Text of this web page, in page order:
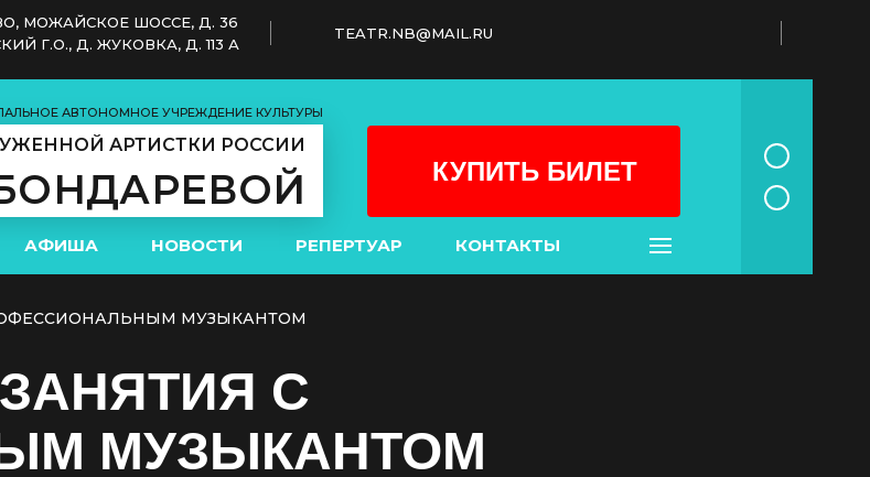
МОЖАЙСКОЕ ШОССЕ, Д. 36
Г.О., Д. ЖУКОВКА, Д. 113 А
TEATR.NB@MAIL.RU
АВТОНОМНОЕ УЧРЕЖДЕНИЕ КУЛЬТУРЫ
АРТИСТКИ РОССИИ
КУПИТЬ БИЛЕТ
АФИША НОВОСТИ РЕПЕРТУАР КОНТАКТЫ
МУЗЫКАНТОМ
С
МУЗЫКАНТОМ